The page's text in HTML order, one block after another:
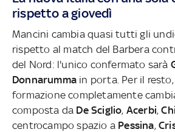
rispetto a giovedì
Mancini cambia quasi tutti gli
rispetto al match del Barbera
del Nord: l'unico confermato sarà
Donnarumma in porta. Per il
formazione completamente
composta da De Sciglio, Acerbi,
centrocampo spazio a Pessina,